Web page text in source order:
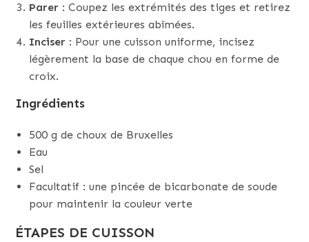
Parer : Coupez les extrémités des tiges et retirez
les feuilles extérieures abîmées.
Inciser : Pour une cuisson uniforme, incisez
légèrement la base de chaque chou en forme de
croix.
Ingrédients
500 g de choux de Bruxelles
Eau
Sel
Facultatif : une pincée de bicarbonate de soude
pour maintenir la couleur verte
ÉTAPES DE CUISSON